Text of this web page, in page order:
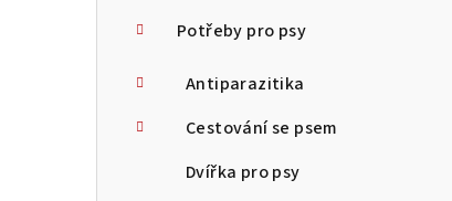
Potřeby pro psy
Antiparazitika
Cestování se psem
Dvířka pro psy